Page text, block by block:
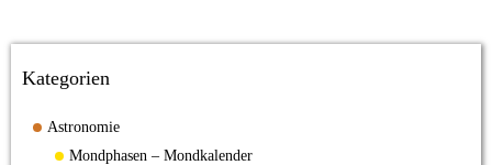
Kategorien
Astronomie
Mondphasen – Mondkalender